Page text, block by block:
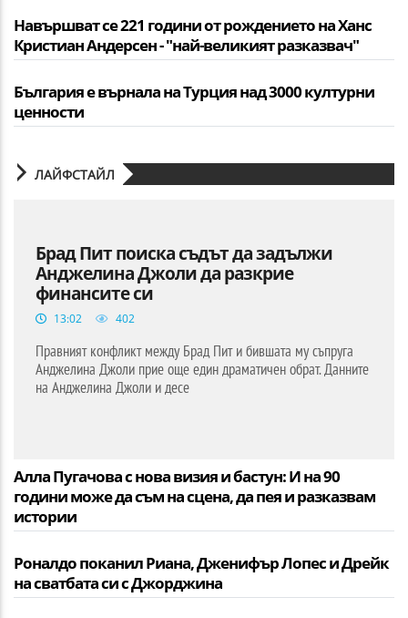
Навършват се 221 години от рождението на Ханс
Кристиан Андерсен - "най-великият разказвач"
България е върнала на Турция над 3000 културни
ценности
ЛАЙФСТАЙЛ
Брад Пит поиска съдът да задължи
Анджелина Джоли да разкрие
финансите си
13:02 402
Правният конфликт между Брад Пит и бившата му съпруга
Анджелина Джоли прие още един драматичен обрат. Данните
на Анджелина Джоли и десе
Алла Пугачова с нова визия и бастун: И на 90
години може да съм на сцена, да пея и разказвам
истории
Роналдо поканил Риана, Дженифър Лопес и Дрейк
на сватбата си с Джорджина